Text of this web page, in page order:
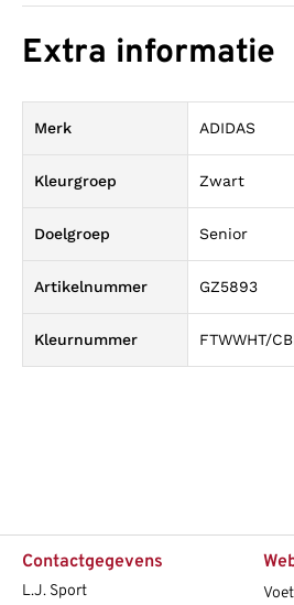
Extra informatie
Merk ADIDAS
Kleurgroep Zwart
Doelgroep Senior
Artikelnummer GZ5893
Kleurnummer FTWWHT/
Contactgegevens
L.J. Sport